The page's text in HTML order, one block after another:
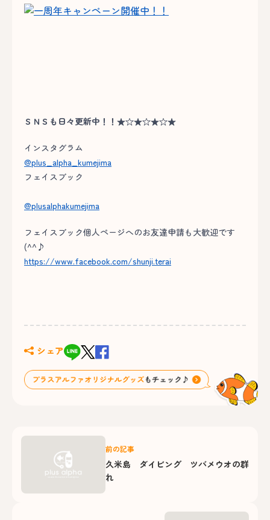
ＳＮＳも日々更新中！！★☆★☆★☆★
インスタグラム
@plus_alpha_kumejima
フェイスブック
@plusalphakumejima
フェイスブック個人ページへのお友達申請も大歓迎です
(^^♪
https://www.facebook.com/shunji.terai
シェア
前の記事
久米島 ダイビング ツバメウオの群
れ